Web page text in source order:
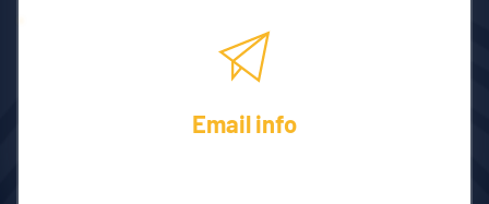
Email info